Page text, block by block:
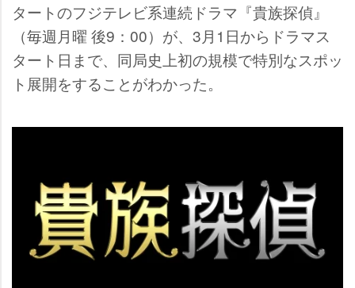
タートのフジテレビ系連続ドラマ『貴族探偵』
（毎週月曜 後9：00）が、3月1日からドラマス
タート日まで、同局史上初の規模で特別なスポッ
ト展開をすることがわかった。